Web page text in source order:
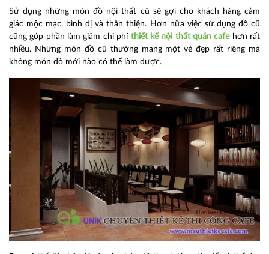
Sử dụng những món đồ nội thất cũ sẽ gợi cho khách hàng cảm
giác mộc mạc, bình dị và thân thiện. Hơn nữa việc sử dụng đồ cũ
cũng góp phần làm giảm chi phí thiết kế nội thất quán cafehơn rất
nhiều. Những món đồ cũ thường mang một vẻ đẹp rất riêng mà
không món đồ mới nào có thể làm được.